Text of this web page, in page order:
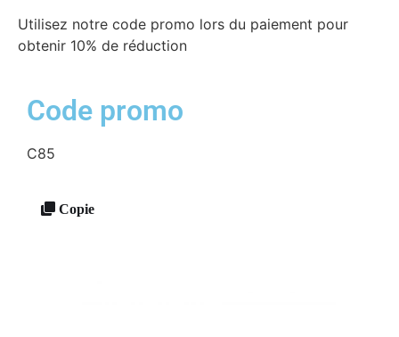
Utilisez notre code promo lors du paiement pour
obtenir 10% de réduction
Code promo
C85
Copie